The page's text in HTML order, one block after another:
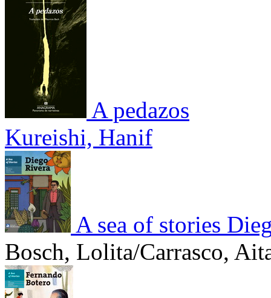
A pedazos
Kureishi, Hanif
A sea of stories
Bosch, Lolita/Carrasco,